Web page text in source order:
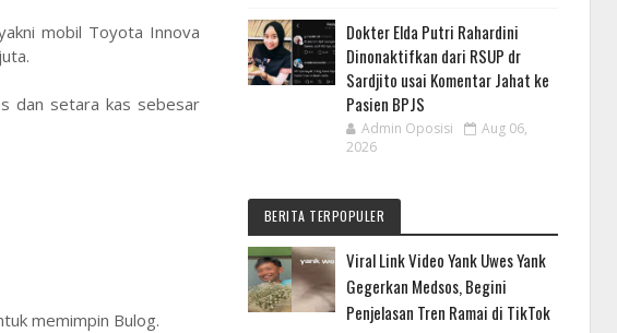
mobil Toyota Innova
dan setara kas sebesar
memimpin Bulog.
Dokter Elda Putri Rahardini
Dinonaktifkan dari RSUP dr
Sardjito usai Komentar Jahat ke
Pasien BPJS
Admin Oposisi
Aug 06,
2026
BERITA TERPOPULER
Viral Link Video Yank Uwes Yank
Gegerkan Medsos, Begini
Penjelasan Tren Ramai di TikTok